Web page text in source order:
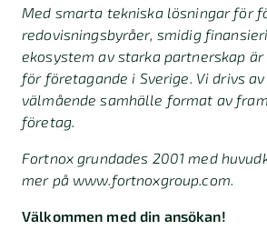
Med smarta tekniska lösningar för
redovisningsbyråer, smidig
ekosystem av starka partnerskap
för företagande i Sverige. Vi drivs
välmående samhälle format av
företag.
Fortnox grundades 2001 med
mer på www.fortnoxgroup.com.
Välkommen med din ansökan!